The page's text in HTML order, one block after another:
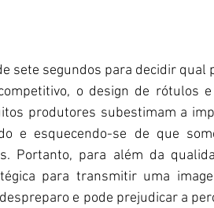
sete segundos para decidir
o design de rótulos
produtores subestimam a
e esquecendo-se de que
Portanto, para além da
para transmitir uma
e pode prejudicar a